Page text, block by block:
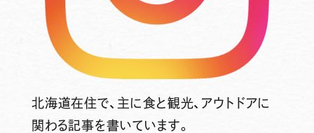
北海道在住で、主に食と観光、アウトドアに
関わる記事を書いています。